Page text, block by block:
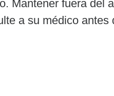
Mantener fuera del
a su médico antes